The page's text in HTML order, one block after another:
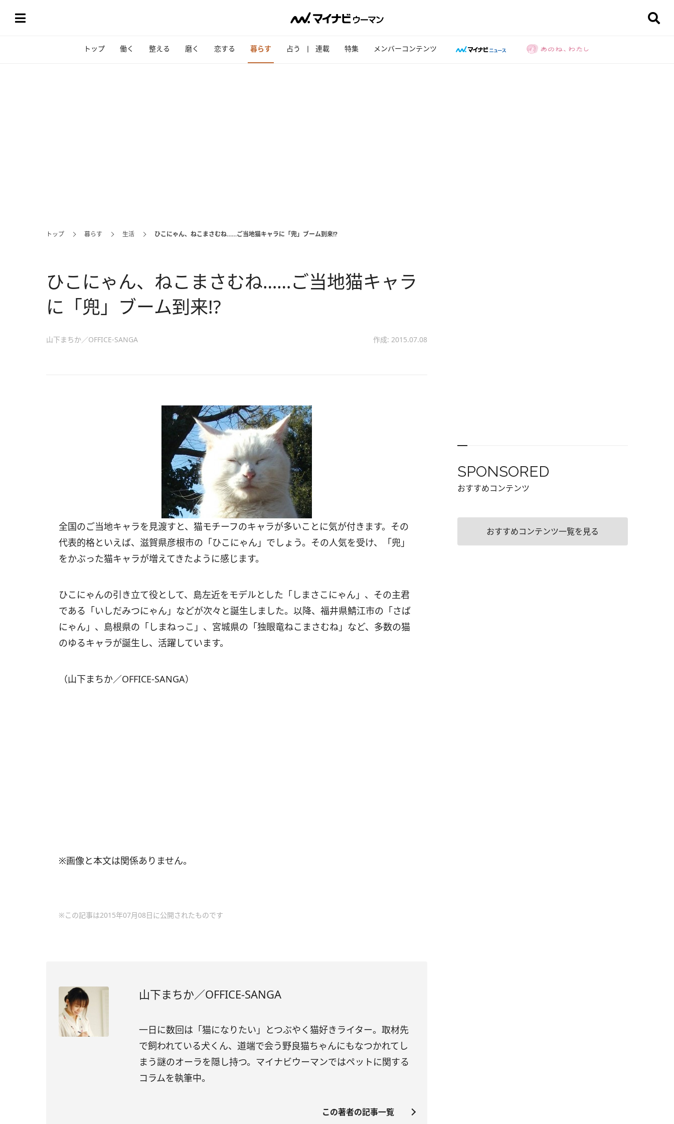
トップ 働く 整える 磨く 恋する 暮らす 占う 連載 特集 メンバーコンテンツ
トップ 暮らす 生活 ひこにゃん、ねこまさむね……ご当地猫キャラに「兜」ブーム到来!?
ひこにゃん、ねこまさむね……ご当地猫キャラ
に「兜」ブーム到来!?
山下まちか／OFFICE-SANGA 作成: 2015.07.08
全国のご当地キャラを見渡すと、猫モチーフのキャラが多いことに気が付きます。その
代表的格といえば、滋賀県彦根市の「ひこにゃん」でしょう。その人気を受け、「兜」
をかぶった猫キャラが増えてきたように感じます。
ひこにゃんの引き立て役として、島左近をモデルとした「しまさこにゃん」、その主君
である「いしだみつにゃん」などが次々と誕生しました。以降、福井県鯖江市の「さば
にゃん」、島根県の「しまねっこ」、宮城県の「独眼竜ねこまさむね」など、多数の猫
のゆるキャラが誕生し、活躍しています。
（山下まちか／OFFICE-SANGA）
※画像と本文は関係ありません。
※この記事は2015年07月08日に公開されたものです
山下まちか／OFFICE-SANGA
一日に数回は「猫になりたい」とつぶやく猫好きライター。取材先
で飼われている犬くん、道端で会う野良猫ちゃんにもなつかれてし
まう謎のオーラを隠し持つ。マイナビウーマンではペットに関する
コラムを執筆中。
この著者の記事一覧
SPONSORED
おすすめコンテンツ
おすすめコンテンツ一覧を見る